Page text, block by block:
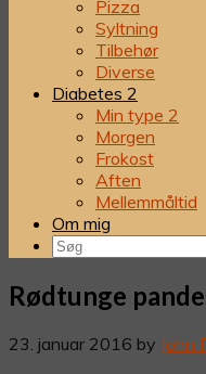
Pizza
Syltning
Tilbehør
Diverse
Diabetes 2
Min type 2
Morgen
Frokost
Aften
Mellemmåltid
Om mig
Søg
Rødtunge
23. januar 2016 by John